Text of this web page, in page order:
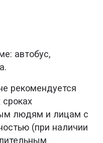
автобус,
рекомендуется
людям и лицам с
(при наличии